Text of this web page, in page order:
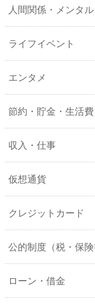
人間関係・メンタル
ライフイベント
エンタメ
節約・貯金・生活費
収入・仕事
仮想通貨
クレジットカード
公的制度（税・保険
ローン・借金